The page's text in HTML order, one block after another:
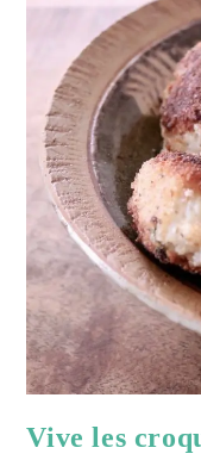
Vive les